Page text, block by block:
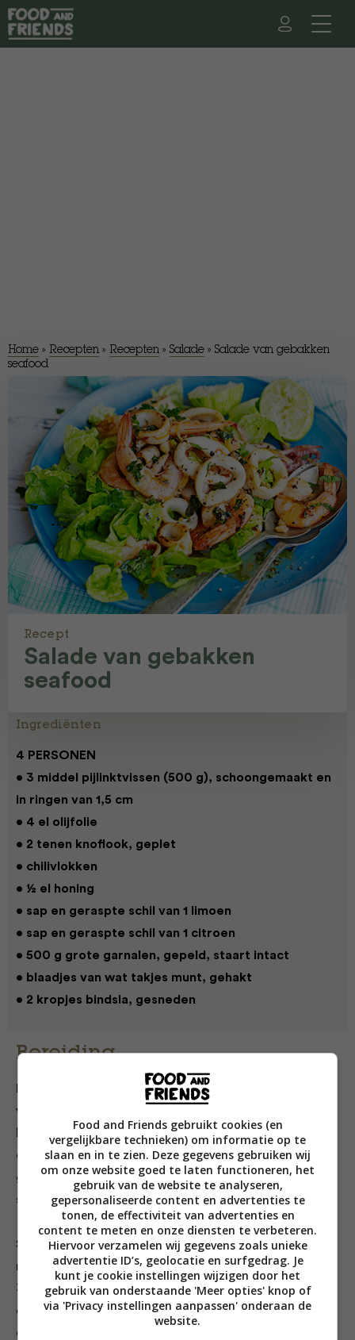
Home » Recepten » Recepten » Salade » Salade van gebakken
seafood
Recept
Salade van gebakken
seafood
Ingrediënten
4 PERSONEN
• 3 middel pijlinktvissen (500 g), schoongemaakt en
in ringen van 1,5 cm
• 4 el olijfolie
• 2 tenen knoflook, geplet
• chilivlokken
• ½ el honing
• sap en geraspte schil van 1 limoen
• sap en geraspte schil van 1 citroen
• 500 g grote garnalen, gepeld, staart intact
• blaadjes van wat takjes munt, gehakt
• 2 kropjes bindsla, gesneden
Bereiding
Dep de inktvisringen droog met keukenpapier. Bak 1
van de tenen knoflook, voeg de inktvisringen toe en
bak ze mee tot ze ondoorzichtig zijn na 1–2 min. Roer
er wat chilivlokken, de helft van de honing, de
geraspte schil van 1 limoen en citroen en eenscheutje
sap van elk door.
Schep de inktvis dan in een kom. Bak in dezelfde pan
met wat olie de rest van de knoflook en de garnalen in
3 min. gaar. Roer de rest van dehoning en citroenrasp,
een scheutje limoen- en
citroensap en wat chilivlokken rdoor. Voeg dan de
Food and Friends gebruikt cookies (en
vergelijkbare technieken) om informatie op te
slaan en in te zien. Deze gegevens gebruiken wij
om onze website goed te laten functioneren, het
gebruik van de website te analyseren,
gepersonaliseerde content en advertenties te
tonen, de effectiviteit van advertenties en
content te meten en onze diensten te verbeteren.
Hiervoor verzamelen wij gegevens zoals unieke
advertentie ID’s, geolocatie en surfgedrag. Je
kunt je cookie instellingen wijzigen door het
gebruik van onderstaande 'Meer opties' knop of
via 'Privacy instellingen aanpassen' onderaan de
website.